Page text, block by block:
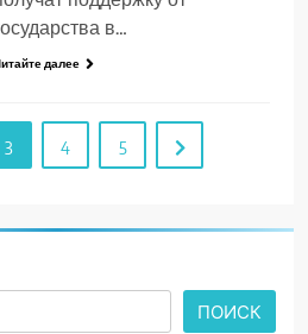
в…
далее
3 4 5
ПОИСК